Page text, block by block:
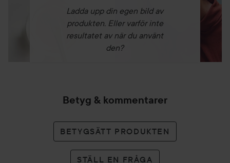
Ladda upp din egen bild av
produkten. Eller varför inte
resultatet av när du använt
den?
Betyg & kommentarer
BETYGSÄTT PRODUKTEN
STÄLL EN FRÅGA